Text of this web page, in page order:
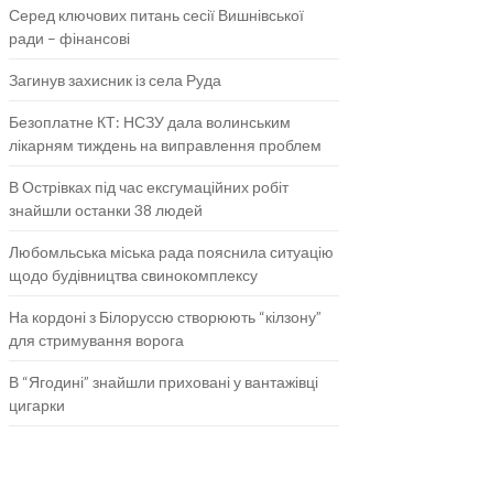
Серед ключових питань сесії Вишнівської
ради – фінансові
Загинув захисник із села Руда
Безоплатне КТ: НСЗУ дала волинським
лікарням тиждень на виправлення проблем
В Острівках під час ексгумаційних робіт
знайшли останки 38 людей
Любомльська міська рада пояснила ситуацію
щодо будівництва свинокомплексу
На кордоні з Білоруссю створюють “кілзону”
для стримування ворога
В “Ягодині” знайшли приховані у вантажівці
цигарки